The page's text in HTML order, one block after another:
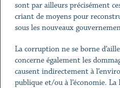
sont par ailleurs précisément
criant de moyens pour
sous les nouveaux
La corruption ne se borne
concerne également les
causent indirectement à
publique et/ou à l’économie.